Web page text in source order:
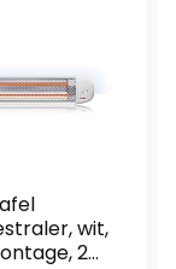
wit,
2